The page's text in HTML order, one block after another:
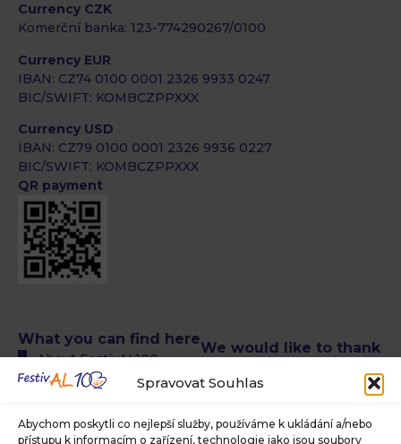
Spravovat Souhlas
Abychom poskytli co nejlepší služby, používáme k ukládání a/nebo
přístupu k informacím o zařízení, technologie jako jsou soubory
Currency CZK
Komerční banka: 123-774290267/0100
Currency EUR
IBAN: CZ74 0100 0001 2326 9933 0247
BIC/SWIFT: KOMBCZPPXXX
Currency USD
IBAN: CZ79 0100 0001 2326 9936 0227
BIC/SWIFT: KOMBCZPPXXX
QR payment
What you can find here
About FestivAL100
All FestivAL100 events
FestivAL100 events
We would like to thank
the following authors
of photographs
Museum of Photography